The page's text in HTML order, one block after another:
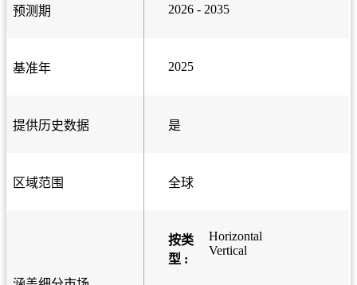
预测期 2026 - 2035
基准年 2025
提供历史数据 是
区域范围 全球
按类
型 :
Horizontal
Vertical